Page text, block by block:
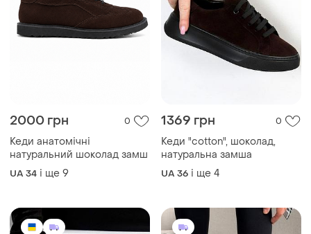
2000 грн 0
Кеди анатомічні
натуральний шоколад замш
UA 34 і ще 9
1369 грн 0
Кеди "cotton", шоколад,
натуральна замша
UA 36 і ще 4